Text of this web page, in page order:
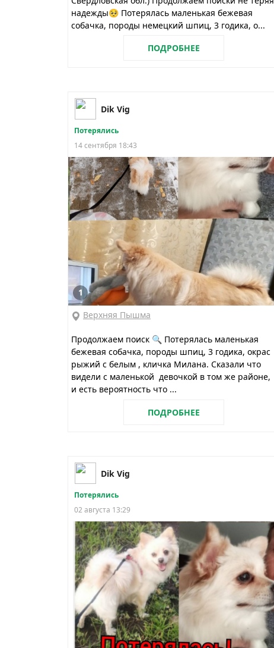
надежды🥺 Потерялась маленькая бежевая
собачка, породы немецкий шпиц, 3 годика, о...
ПОДРОБНЕЕ
Dik Vig
Потерялись
14 сентября 18:43
1
Верхняя Пышма
Продолжаем поиск 🔍 Потерялась маленькая
бежевая собачка, породы шпиц, 3 годика, окрас
рыжий с белым , кличка Милана. Сказали что
видели с маленькой девочкой в том же районе,
и есть вероятность что ...
ПОДРОБНЕЕ
Dik Vig
Потерялись
02 августа 13:29